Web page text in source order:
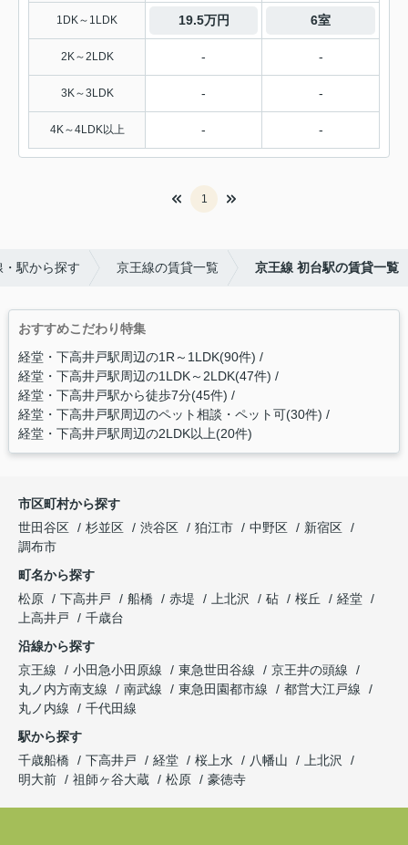
1DK～1LDK 19.5万円 6室
2K～2LDK - -
3K～3LDK - -
4K～4LDK以上 - -
1
・駅から探す 京王線の賃貸一覧 京王線 初台駅の賃貸一覧
おすすめこだわり特集
経堂・下高井戸駅周辺の1R～1LDK(90件)
経堂・下高井戸駅周辺の1LDK～2LDK(47件)
経堂・下高井戸駅から徒歩7分(45件)
経堂・下高井戸駅周辺のペット相談・ペット可(30件)
経堂・下高井戸駅周辺の2LDK以上(20件)
市区町村から探す
世田谷区
杉並区 渋谷区 狛江市 中野区
新宿区
調布市
町名から探す
松原
下高井戸 船橋 赤堤 上北沢 砧 桜丘
経堂
上高井戸
千歳台
沿線から探す
京王線
小田急小田原線 東急世田谷線
京王井の頭線
丸ノ内方南支線
南武線 東急田園都市線
都営大江戸線
丸ノ内線
千代田線
駅から探す
千歳船橋
下高井戸 経堂 桜上水 八幡山
上北沢
明大前
祖師ヶ谷大蔵 松原 豪徳寺